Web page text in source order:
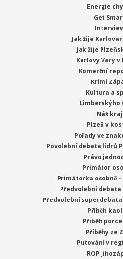
Energie
Get
Jak žije
Jak žije
Karlovy Vary v
Komerční
Krimi
Kultura a
Limberskýho
Náš kraj
Plzeň v
Pořady ve
Povolební debata lídrů
Právo
Primátor
Primátorka osobně -
Předvolební debata
Předvolební superdebata
Příběh
Příběh
Příběhy ze
Putování v
ROP